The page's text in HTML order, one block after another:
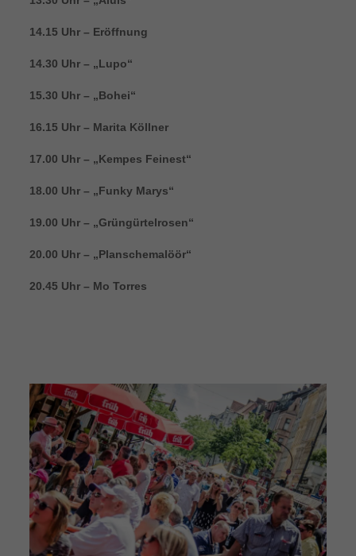
14.15 Uhr – Eröffnung
14.30 Uhr – „Lupo“
15.30 Uhr – „Bohei“
16.15 Uhr – Marita Köllner
17.00 Uhr – „Kempes Feinest“
18.00 Uhr – „Funky Marys“
19.00 Uhr – „Grüngürtelrosen“
20.00 Uhr – „Planschemalöör“
20.45 Uhr – Mo Torres